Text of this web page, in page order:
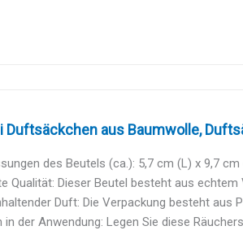
Duftsäckchen aus Baumwolle,
des Beutels (ca.): 5,7 cm (L) x 9,7
Qualität: Dieser Beutel besteht aus
Duft: Die Verpackung besteht aus
in der Anwendung: Legen Sie diese